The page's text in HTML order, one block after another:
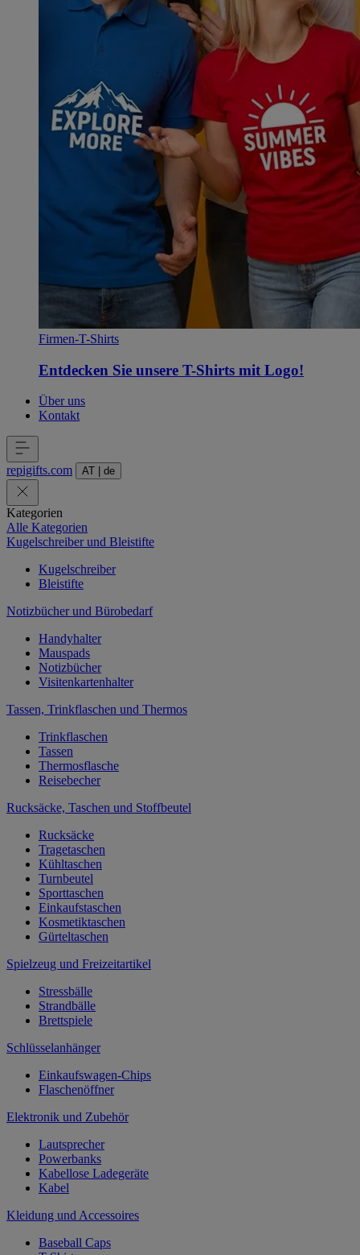
Firmen-T-Shirts
Entdecken Sie unsere T-Shirts mit Logo!
Über uns
Kontakt
repigifts.com AT de
Kategorien
Alle Kategorien
Kugelschreiber und Bleistifte
Kugelschreiber
Bleistifte
Notizbücher und Bürobedarf
Handyhalter
Mauspads
Notizbücher
Visitenkartenhalter
Tassen, Trinkflaschen und Thermos
Trinkflaschen
Tassen
Thermosflasche
Reisebecher
Rucksäcke, Taschen und Stoffbeutel
Rucksäcke
Tragetaschen
Kühltaschen
Turnbeutel
Sporttaschen
Einkaufstaschen
Kosmetiktaschen
Gürteltaschen
Spielzeug und Freizeitartikel
Stressbälle
Strandbälle
Brettspiele
Schlüsselanhänger
Einkaufswagen-Chips
Flaschenöffner
Elektronik und Zubehör
Lautsprecher
Powerbanks
Kabellose Ladegeräte
Kabel
Kleidung und Accessoires
Baseball Caps